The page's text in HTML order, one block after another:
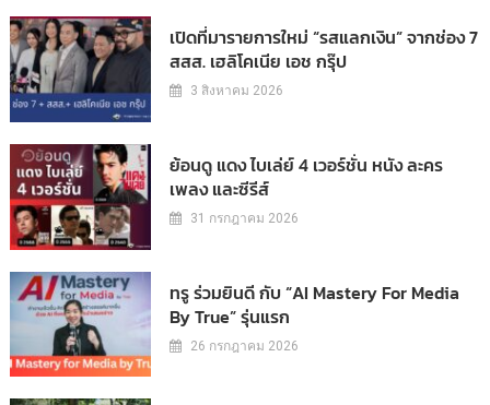
เปิดที่มารายการใหม่ “รสแลกเงิน” จากช่อง 7
สสส. เฮลิโคเนีย เอช กรุ๊ป
3 สิงหาคม 2026
ย้อนดู แดง ไบเล่ย์ 4 เวอร์ชั่น หนัง ละคร
เพลง และซีรีส์
31 กรกฎาคม 2026
ทรู ร่วมยินดี กับ “AI Mastery For Media
By True” รุ่นแรก
26 กรกฎาคม 2026